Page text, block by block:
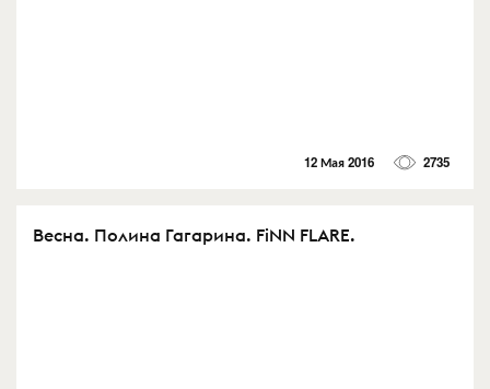
12 Мая 2016 2735
Весна. Полина Гагарина. FiNN FLARE.